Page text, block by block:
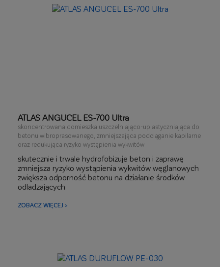
ATLAS ANGUCEL ES-700 Ultra
skoncentrowana domieszka uszczelniająco-uplastyczniająca do
betonu wibroprasowanego, zmniejszająca podciąganie kapilarne
oraz redukująca ryzyko wystąpienia wykwitów
skutecznie i trwale hydrofobizuje beton i zaprawę
zmniejsza ryzyko wystąpienia wykwitów węglanowych
zwiększa odporność betonu na działanie środków
odladzających
ZOBACZ WIĘCEJ >